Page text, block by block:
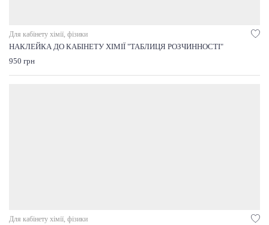
Для кабінету хімії, фізики
НАКЛЕЙКА ДО КАБІНЕТУ ХІМІЇ "ТАБЛИЦЯ РОЗЧИННОСТІ"
950 грн
Для кабінету хімії, фізики